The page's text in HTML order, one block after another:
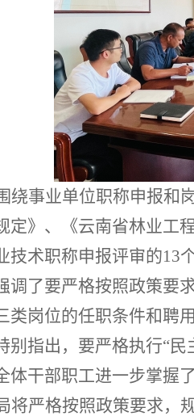
绕事业单位职称申报和
定》 、《云南省林业工
技术职称申报评审的13
调了要严格按照政策要
类岗位的任职条件和聘
别指出，要严格执行“民
体干部职工进一步掌握
将严格按照政策要求，